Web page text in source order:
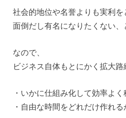
社会的地位や名誉よりも実利を
面倒だし有名になりたくない、
なので、
ビジネス自体もとにかく拡大路
・いかに仕組み化して効率よ
・自由な時間をどれだけ作れる